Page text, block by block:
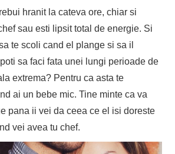
hranit la cateva ore, chiar si
sau esti lipsit total de energie. Si
te scoli cand el plange si sa il
sa faci fata unei lungi perioade de
extrema? Pentru ca asta te
ai un bebe mic. Tine minte ca va
pana ii vei da ceea ce el isi doreste
vei avea tu chef.